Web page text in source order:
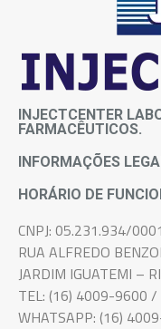
INJECTCENTER
FARMACÊUTICOS.
INFORMAÇÕES
HORÁRIO DE
CNPJ: 05.231.934/
RUA ALFREDO
JARDIM IGUATEMI –
TEL: (16) 4009-9600
WHATSAPP: (16)